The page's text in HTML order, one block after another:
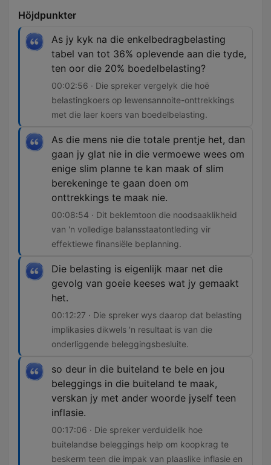
Höjdpunkter
As jy kyk na die enkelbedragbelasting
tabel van tot 36% oplevende aan die tyde,
ten oor die 20% boedelbelasting?
00:02:56 · Die spreker vergelyk die hoë
belastingkoers op lewensannoite-onttrekkings
met die laer koers van boedelbelasting.
As die mens nie die totale prentje het, dan
gaan jy glat nie in die vermoewe wees om
enige slim planne te kan maak of slim
berekeninge te gaan doen om
onttrekkings te maak nie.
00:08:54 · Dit beklemtoon die noodsaaklikheid
van 'n volledige balansstaatontleding vir
effektiewe finansiële beplanning.
Die belasting is eigenlijk maar net die
gevolg van goeie keeses wat jy gemaakt
het.
00:12:27 · Die spreker wys daarop dat belasting
implikasies dikwels 'n resultaat is van die
onderliggende beleggingsbesluite.
so deur in die buiteland te bele en jou
beleggings in die buiteland te maak,
verskan jy met ander woorde jyself teen
inflasie.
00:17:06 · Die spreker verduidelik hoe
buitelandse beleggings help om koopkrag te
beskerm teen die impak van plaaslike inflasie en